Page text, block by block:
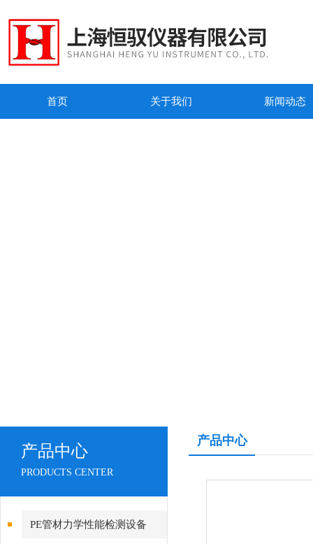
首页 关于我们 新闻动态
产品中心
PRODUCTS CENTER
PE管材力学性能检测设备
产品中心